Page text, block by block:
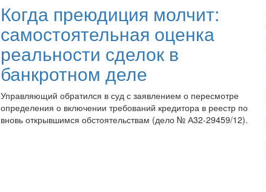
Когда преюдиция молчит:
самостоятельная оценка
реальности сделок в
банкротном деле
Управляющий обратился в суд с заявлением о пересмотре
определения о включении требований кредитора в реестр по
вновь открывшимся обстоятельствам (дело № А32-29459/12).